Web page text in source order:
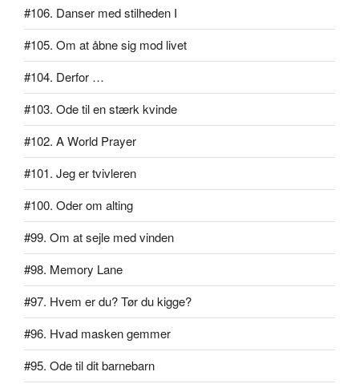
#106. Danser med stilheden I
#105. Om at åbne sig mod livet
#104. Derfor …
#103. Ode til en stærk kvinde
#102. A World Prayer
#101. Jeg er tvivleren
#100. Oder om alting
#99. Om at sejle med vinden
#98. Memory Lane
#97. Hvem er du? Tør du kigge?
#96. Hvad masken gemmer
#95. Ode til dit barnebarn